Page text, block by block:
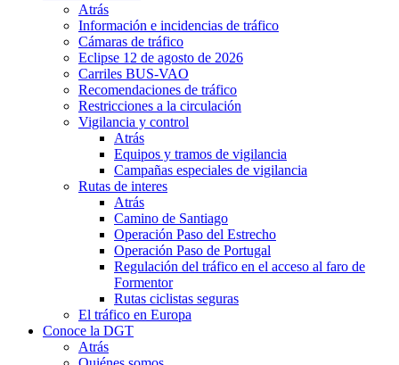
Atrás
Información e incidencias de tráfico
Cámaras de tráfico
Eclipse 12 de agosto de 2026
Carriles BUS-VAO
Recomendaciones de tráfico
Restricciones a la circulación
Vigilancia y control
Atrás
Equipos y tramos de vigilancia
Campañas especiales de vigilancia
Rutas de interes
Atrás
Camino de Santiago
Operación Paso del Estrecho
Operación Paso de Portugal
Regulación del tráfico en el acceso al faro de
Formentor
Rutas ciclistas seguras
El tráfico en Europa
Conoce la DGT
Atrás